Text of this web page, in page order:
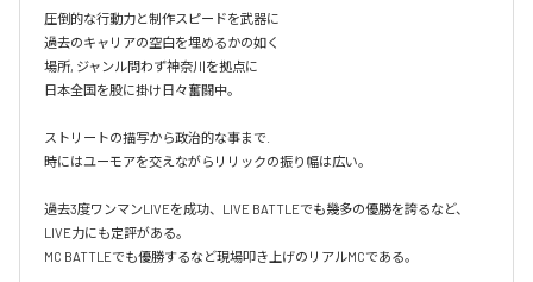
圧倒的な行動力と制作スピードを武器に
過去のキャリアの空白を埋めるかの如く
場所, ジャンル問わず神奈川を拠点に
日本全国を股に掛け日々奮闘中。
ストリートの描写から政治的な事まで.
時にはユーモアを交えながらリリックの振り幅は広い。
過去3度ワンマンLIVEを成功、LIVE BATTLEでも幾多の優勝を誇るなど、
LIVE力にも定評がある。
MC BATTLEでも優勝するなど現場叩き上げのリアルMCである。